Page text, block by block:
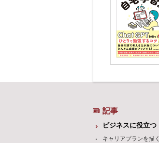
記事
ビジネスに役立つ
キャリアプランを描く